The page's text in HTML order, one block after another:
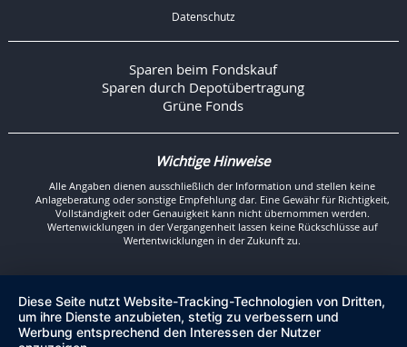
Datenschutz
Sparen beim Fondskauf
Sparen durch Depotübertragung
Grüne Fonds
Wichtige Hinweise
Alle Angaben dienen ausschließlich der Information und stellen keine
Anlageberatung oder sonstige Empfehlung dar. Eine Gewähr für Richtigkeit,
Vollständigkeit oder Genauigkeit kann nicht übernommen werden.
Wertenwicklungen in der Vergangenheit lassen keine Rückschlüsse auf
Wertentwicklungen in der Zukunft zu.
Diese Seite nutzt Website-Tracking-Technologien von Dritten,
um ihre Dienste anzubieten, stetig zu verbessern und
Werbung entsprechend den Interessen der Nutzer